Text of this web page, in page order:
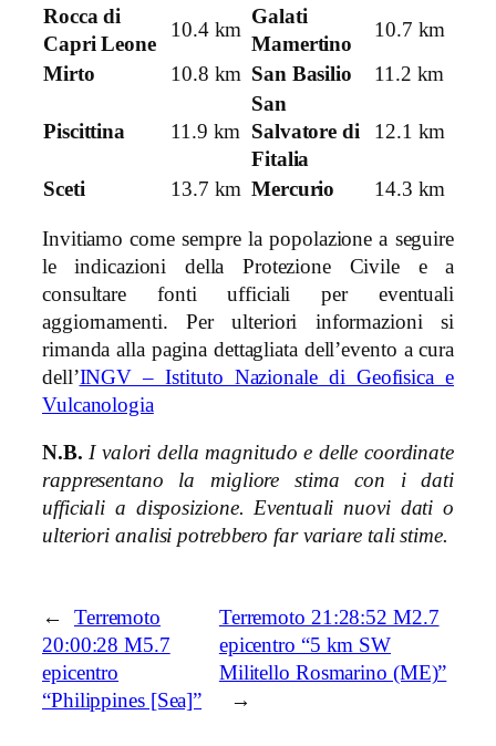
Rocca di
Capri Leone
10.4 km
Galati
Mamertino
10.7 km
Mirto
10.8 km San Basilio 11.2 km
Piscittina 11.9 km
San
Salvatore di
Fitalia
12.1 km
Sceti 13.7 km Mercurio 14.3 km
Invitiamo come sempre la popolazione a seguire
le indicazioni della Protezione Civile e a
consultare fonti ufficiali per eventuali
aggiornamenti. Per ulteriori informazioni si
rimanda alla pagina dettagliata dell’evento a cura
dell’INGV – Istituto Nazionale di Geofisica e
Vulcanologia
N.B. I valori della magnitudo e delle coordinate
rappresentano la migliore stima con i dati
ufficiali a disposizione. Eventuali nuovi dati o
ulteriori analisi potrebbero far variare tali stime.
←
Terremoto
20:00:28 M5.7
epicentro
“Philippines [Sea]”
Terremoto 21:28:52 M2.7
epicentro “5 km SW
Militello Rosmarino (ME)”
→